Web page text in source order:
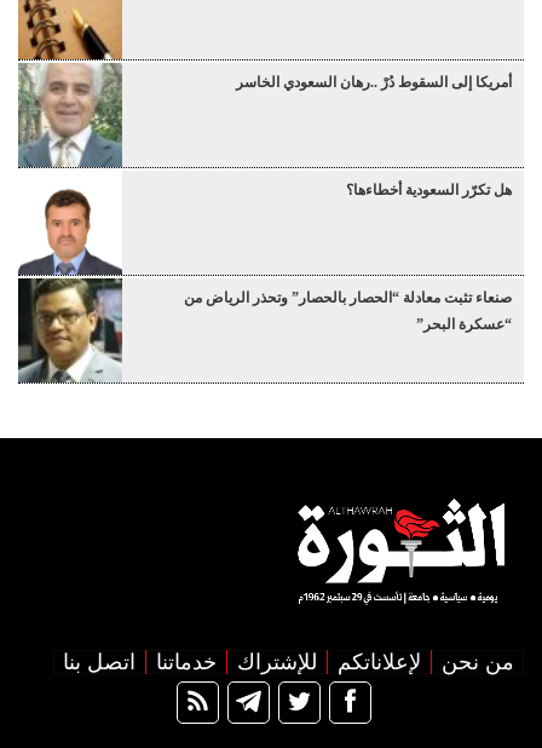
أمريكا إلى السقوط دُرْ ..رهان السعودي الخاسر
هل تكرّر السعودية أخطاءها؟
صنعاء تثبت معادلة “الحصار بالحصار” وتحذر الرياض من
“عسكرة البحر”
من نحن لإعلاناتكم للإشتراك خدماتنا اتصل بنا